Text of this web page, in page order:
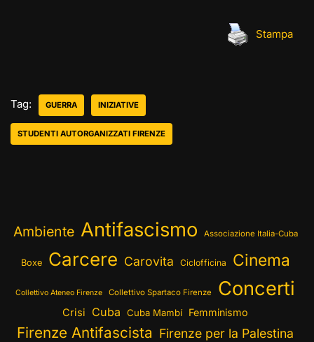
Stampa
Tag: GUERRA INIZIATIVE
STUDENTI AUTORGANIZZATI FIRENZE
Ambiente Antifascismo Associazione Italia-Cuba
Boxe Carcere Carovita Ciclofficina Cinema
Collettivo Ateneo Firenze Collettivo Spartaco Firenze Concerti
Crisi Cuba Cuba Mambí Femminismo
Firenze Antifascista Firenze per la Palestina